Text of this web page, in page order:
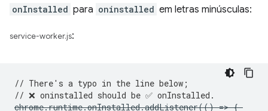
onInstalled para oninstalled em letras minúsculas:
service-worker.js:
// There's a typo in the line below;
// ❌ oninstalled should be ✅ onInstalled.
chrome.runtime.onInstalled.addListener(() => {